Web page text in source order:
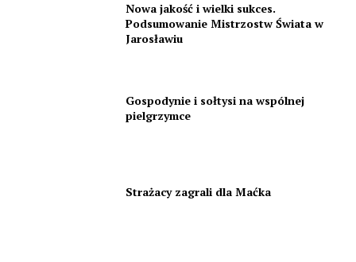
Nowa jakość i wielki sukces.
Podsumowanie Mistrzostw Świata w
Jarosławiu
Gospodynie i sołtysi na wspólnej
pielgrzymce
Strażacy zagrali dla Maćka